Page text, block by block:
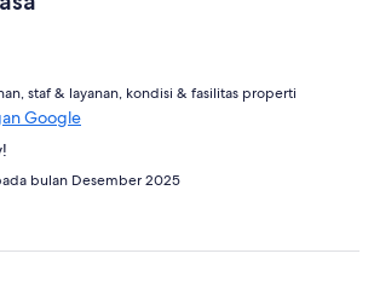
staf & layanan, kondisi & fasilitas properti
Google
bulan Desember 2025